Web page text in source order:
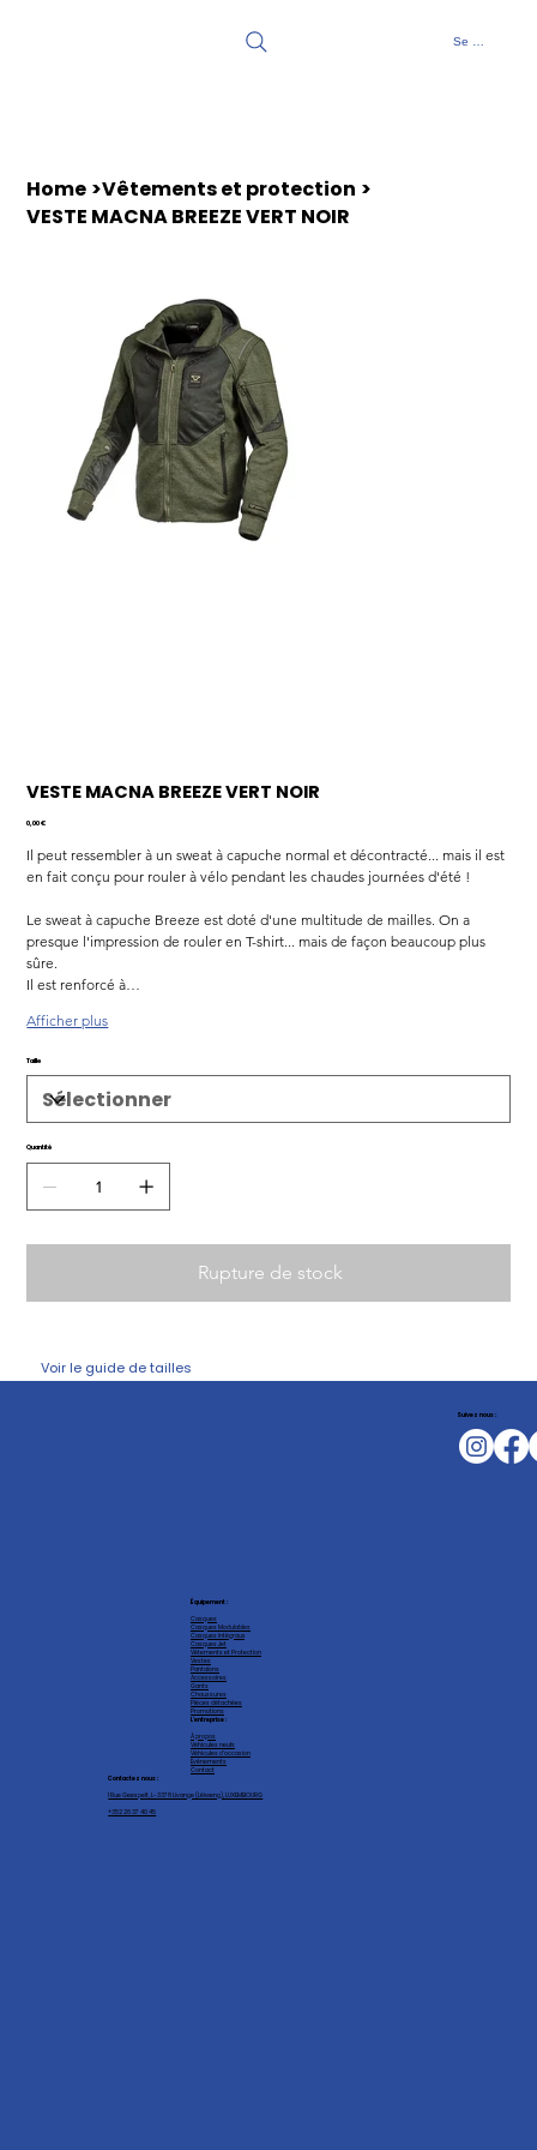
Se connecter
Home >Vêtements et protection >
VESTE MACNA BREEZE VERT NOIR
VESTE MACNA BREEZE VERT NOIR
Prix
0,00 €
Il peut ressembler à un sweat à capuche normal et décontracté... mais il est
en fait conçu pour rouler à vélo pendant les chaudes journées d'été !
Le sweat à capuche Breeze est doté d'une multitude de mailles. On a
presque l'impression de rouler en T-shirt... mais de façon beaucoup plus
sûre.
Il est renforcé à…
Afficher plus
Taille
Quantité
Rupture de stock
Voir le guide de tailles
Équipement :
Casques
Casques Modulables
Casques intégraux
Casques Jet
Vêtements et Protection
Vestes
Pantalons
Accessoires
Gants
Chaussures
Pièces détachées
Promotions
L'entreprise :
À propos
Véhicules neufs
Véhicules d'occasion
Événements
Contact
Contactez nous :
1 Rue Geespelt, L-3378 Livange (Léiweng), LUXEMBOURG
+352 26 37 40 45
Suivez nous :